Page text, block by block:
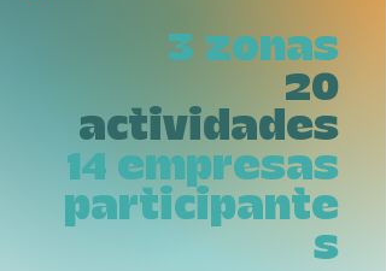
3 zonas
20
actividades
14 empresas
participante
s